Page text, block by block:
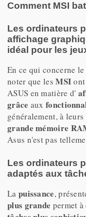
Comment MSI
Les ordinateurs
affichage
idéal pour les
En ce qui concerne
noter que lesMSI
ASUS en matière d'
grâce aux
généralement, à leurs
grande mémoire
Asus n'est pas
Les ordinateurs
adaptés aux
La puissance,
plus grande permet